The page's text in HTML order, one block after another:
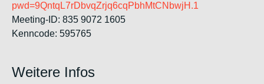
pwd=9QntqL7rDbvqZrjq6cqPbhMtCNbwjH.1
Meeting-ID: 835 9072 1605
Kenncode: 595765
Weitere Infos